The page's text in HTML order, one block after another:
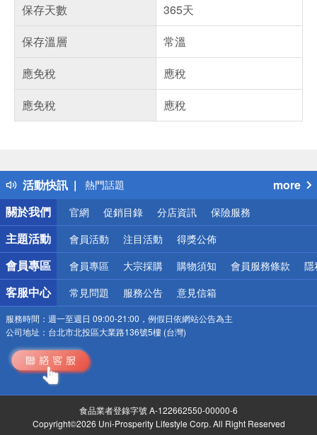
保存天數
365天
保存溫層
常溫
應免稅
應稅
應免稅
應稅
活動快訊
得獎公告
熱門話題
銀行優惠
偏遠地區配送
詐騙網頁！請小心！
more
關於我們
官網 促銷目錄 分店資訊 保險服務
主題活動 會員活動 注目活動 得獎公佈
會員專區 會員專區 大宗採購 購物須知 會員服務條款 隱
客服中心 常見問題 服務公告 意見信箱
服務時間： 週一至週日 09:00-21:00，例假日依網站公告為主
公司地址： 台北市北投區大業路136號5樓 (台灣)
食品業者登錄字號 A-122662550-00000-6
Copyright©2026 Uni-Prosperity Lifestyle Corp. All Right Reserved